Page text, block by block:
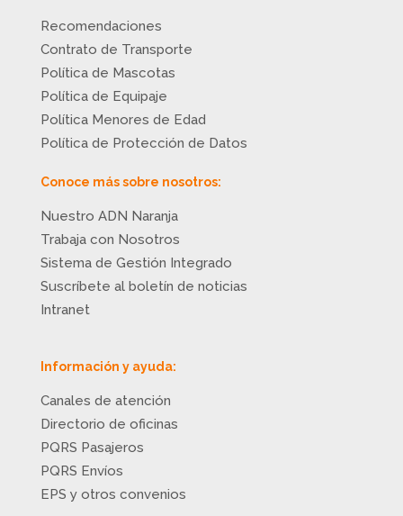
Recomendaciones
Contrato de Transporte
Política de Mascotas
Política de Equipaje
Política Menores de Edad
Política de Protección de Datos
Conoce más sobre nosotros:
Nuestro ADN Naranja
Trabaja con Nosotros
Sistema de Gestión Integrado
Suscríbete al boletín de noticias
Intranet
Información y ayuda:
Canales de atención
Directorio de oficinas
PQRS Pasajeros
PQRS Envíos
EPS y otros convenios